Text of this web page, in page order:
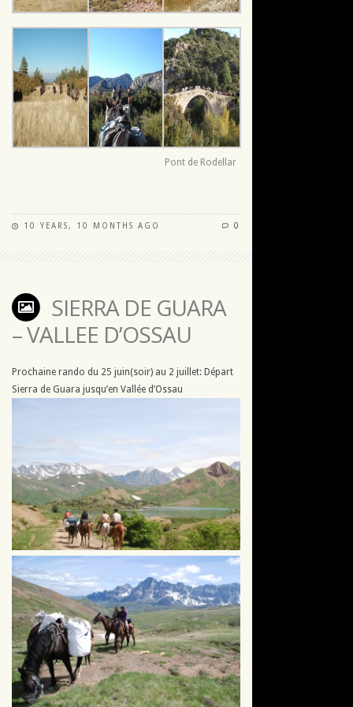
Pont de Rodellar
10 YEARS, 10 MONTHS AGO 0
SIERRA DE GUARA
– VALLEE D’OSSAU
Prochaine rando du 25 juin(soir) au 2 juillet: Départ
Sierra de Guara jusqu’en Vallée d’Ossau